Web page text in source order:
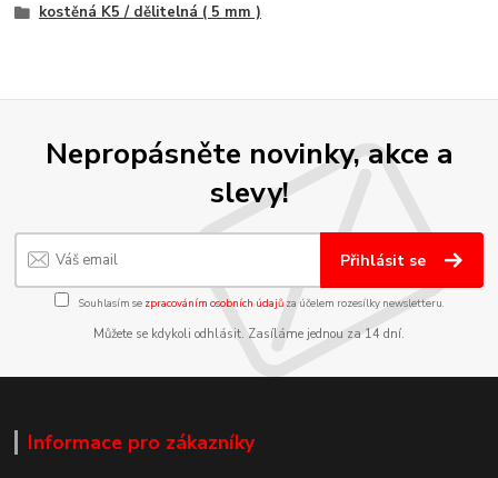
kostěná K5 / dělitelná ( 5 mm )
Nepropásněte novinky, akce a
slevy!
Přihlásit se
Souhlasím se zpracováním osobních údajůza účelem rozesílky newsletteru.
Můžete se kdykoli odhlásit. Zasíláme jednou za 14 dní.
Informace pro zákazníky